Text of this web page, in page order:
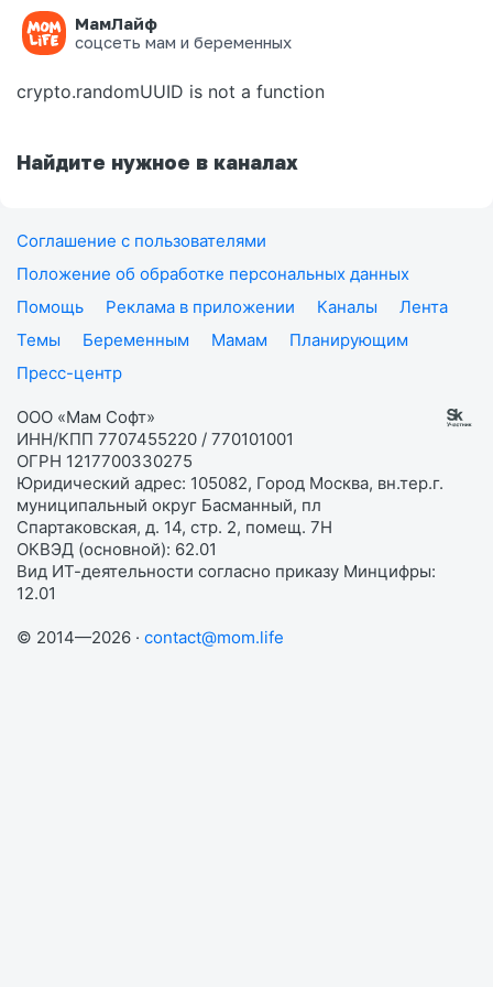
МамЛайф
соцсеть мам и беременных
Ошибка на странице
crypto.randomUUID is not a function
Найдите нужное в каналах
Соглашение с пользователями
Положение об обработке персональных данных
Помощь
Реклама в приложении Каналы
Лента
Темы
Беременным Мамам
Планирующим
Пресс-центр
ООО «Мам Софт»
ИНН/КПП 7707455220 / 770101001
ОГРН 1217700330275
Юридический адрес: 105082, Город Москва, вн.тер.г.
муниципальный округ Басманный, пл
Спартаковская, д. 14, стр. 2, помещ. 7Н
ОКВЭД (основной): 62.01
Вид ИТ-деятельности согласно приказу Минцифры:
12.01
© 2014—2026 · contact@mom.life